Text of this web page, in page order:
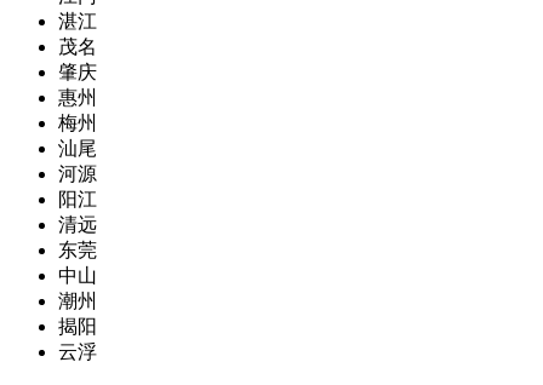
湛江
茂名
肇庆
惠州
梅州
汕尾
河源
阳江
清远
东莞
中山
潮州
揭阳
云浮